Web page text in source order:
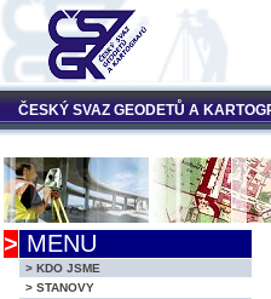
ČESKÝ SVAZ GEODETŮ A
> MENU
> KDO JSME
> STANOVY